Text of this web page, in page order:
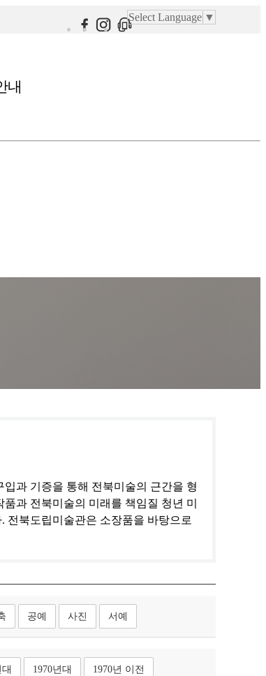
Select Language ▼
내
과 기증을 통해 전북미술의 근간을 형
과 전북미술의 미래를 책임질 청년 미
전북도립미술관은 소장품을 바탕으로
공예 사진 서예
1970년대 1970년 이전